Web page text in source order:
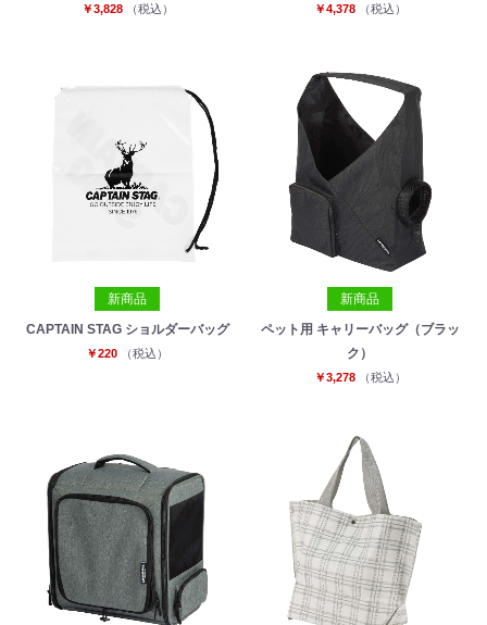
￥3,828 （税込） ￥4,378 （税込）
新商品
CAPTAIN STAG ショルダーバッグ
￥220 （税込）
新商品
ペット用 キャリーバッグ（ブラッ
ク）
￥3,278 （税込）